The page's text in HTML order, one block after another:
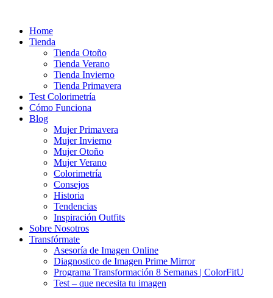
contenidoHome
Tienda
Tienda Otoño
Tienda Verano
Tienda Invierno
Tienda Primavera
Test Colorimetría
Cómo Funciona
Blog
Mujer Primavera
Mujer Invierno
Mujer Otoño
Mujer Verano
Colorimetría
Consejos
Historia
Tendencias
Inspiración Outfits
Sobre Nosotros
Transfórmate
Asesoría de Imagen Online
Diagnostico de Imagen Prime Mirror
Programa Transformación 8 Semanas | ColorFitU
Test – que necesita tu imagen